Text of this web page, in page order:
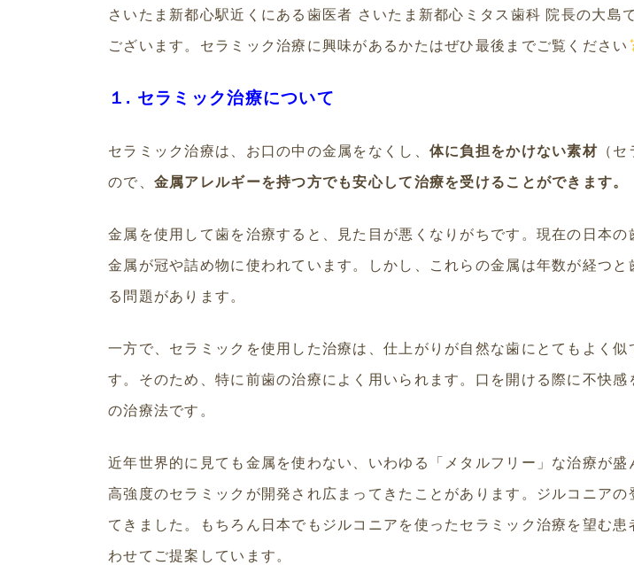
さいたま新都心駅近くにある歯医者 さいたま新都心ミタス歯科 院長の大
ございます。セラミック治療に興味があるかたはぜひ最後までご覧ください
１. セラミック治療について
セラミック治療は、お口の中の金属をなくし、 体に負担をかけない素材（セ
ので、 金属アレルギーを持つ方でも安心して治療を受けることができます。
金属を使用して歯を治療すると、見た目が悪くなりがちです。現在の日本
金属が冠や詰め物に使われています。しかし、これらの金属は年数が経つ
る問題があります。
一方で、セラミックを使用した治療は、仕上がりが自然な歯にとてもよく
す。そのため、特に前歯の治療によく用いられます。口を開ける際に不快
の治療法です。
近年世界的に見ても金属を使わない、いわゆる「メタルフリー」な治療が
高強度のセラミックが開発され広まってきたことがあります。ジルコニア
てきました。もちろん日本でもジルコニアを使ったセラミック治療を望む
わせてご提案しています。